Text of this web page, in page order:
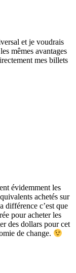
et je voudrais
mêmes avantages
mes billets
évidemment les
achetés sur
différence c’est que
pour acheter les
des dollars pour cet
de change.